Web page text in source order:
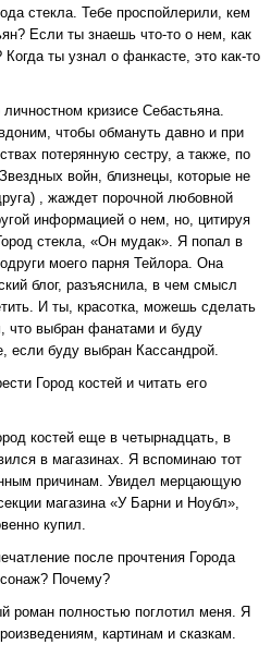
стекла. Тебе проспойлерили, кем
Если ты знаешь что-то о нем, как
ты узнал о фанкасте, это как-то
кризисе Себастьяна.
чтобы обмануть давно и при
потерянную сестру, а также, по
войн, близнецы, которые не
, жаждет порочной любовной
информацией о нем, но, цитируя
стекла, «Он мудак». Я попал в
моего парня Тейлора. Она
блог, разъяснила, в чем смысл
И ты, красотка, можешь сделать
что выбран фанатами и буду
если буду выбран Кассандрой.
Город костей и читать его
костей еще в четырнадцать, в
в магазинах. Я вспоминаю тот
причинам. Увидел мерцающую
магазина «У Барни и Ноубл»,
купил.
после прочтения Города
Почему?
роман полностью поглотил меня. Я
картинам и сказкам.